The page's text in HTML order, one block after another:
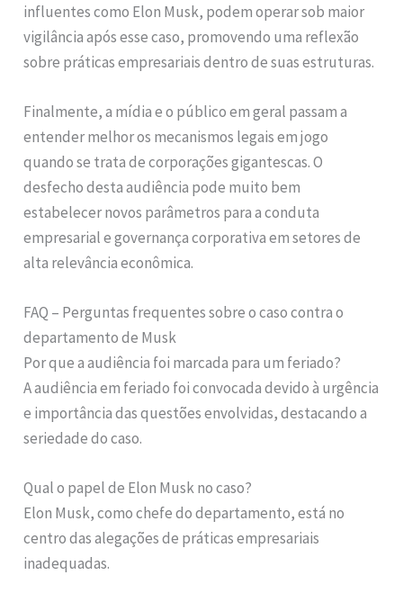
influentes como Elon Musk, podem operar sob maior
vigilância após esse caso, promovendo uma reflexão
sobre práticas empresariais dentro de suas estruturas.
Finalmente, a mídia e o público em geral passam a
entender melhor os mecanismos legais em jogo
quando se trata de corporações gigantescas. O
desfecho desta audiência pode muito bem
estabelecer novos parâmetros para a conduta
empresarial e governança corporativa em setores de
alta relevância econômica.
FAQ – Perguntas frequentes sobre o caso contra o
departamento de Musk
Por que a audiência foi marcada para um feriado?
A audiência em feriado foi convocada devido à urgência
e importância das questões envolvidas, destacando a
seriedade do caso.
Qual o papel de Elon Musk no caso?
Elon Musk, como chefe do departamento, está no
centro das alegações de práticas empresariais
inadequadas.